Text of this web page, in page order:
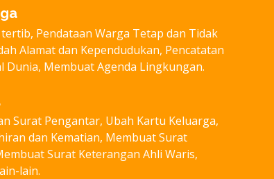
Pendataan Warga Tetap dan Tidak
Alamat dan Kependudukan, Pencatatan
Dunia, Membuat Agenda Lingkungan.
Surat Pengantar, Ubah Kartu Keluarga,
dan Kematian, Membuat Surat
Surat Keterangan Ahli Waris,
lain.